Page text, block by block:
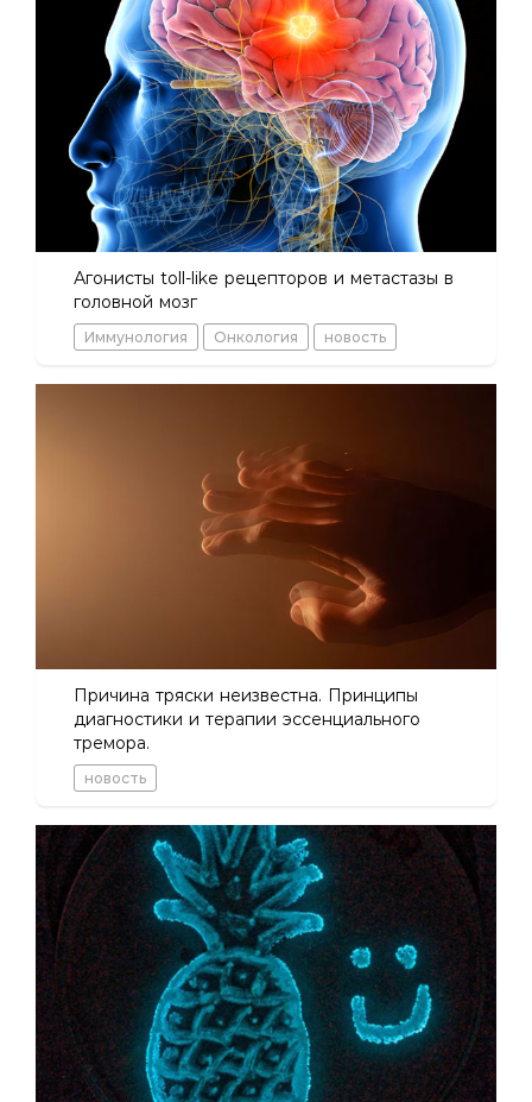
Агонисты toll-like рецепторов и метастазы в
головной мозг
Иммунология Онкология новость
Причина тряски неизвестна. Принципы
диагностики и терапии эссенциального
тремора.
новость